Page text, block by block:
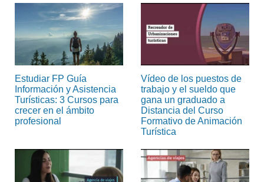
Estudiar FP Guía
Información y Asistencia
Turísticas: 3 Cursos para
crecer en el ámbito
profesional
Vídeo de los puestos de
trabajo y el sueldo que
gana un graduado a
Distancia del Curso
Formativo de Animación
Turística